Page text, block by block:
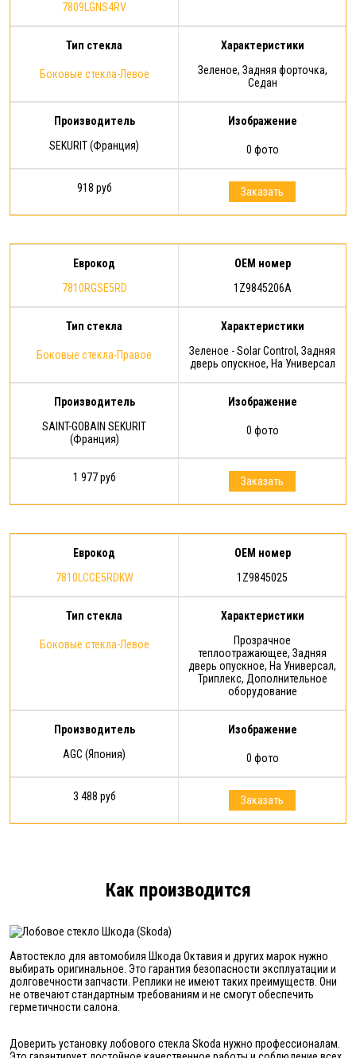
7809LGNS4RV
Тип стекла
Боковые стекла-Левое
Характеристики
Зеленое, Задняя форточка,
Седан
Производитель
SEKURIT (Франция)
Изображение
0 фото
918 руб Заказать
Еврокод
7810RGSE5RD
OEM номер
1Z9845206A
Тип стекла
Боковые стекла-Правое
Характеристики
Зеленое - Solar Control, Задняя
дверь опускное, На Универсал
Производитель
SAINT-GOBAIN SEKURIT
(Франция)
Изображение
0 фото
1 977 руб Заказать
Еврокод
7810LCCE5RDKW
OEM номер
1Z9845025
Тип стекла
Боковые стекла-Левое
Характеристики
Прозрачное
теплоотражающее, Задняя
дверь опускное, На Универсал,
Триплекс, Дополнительное
оборудование
Производитель
AGC (Япония)
Изображение
0 фото
3 488 руб Заказать
Как производится
Автостекло для автомобиля Шкода Октавия и других марок нужно
выбирать оригинальное. Это гарантия безопасности эксплуатации и
долговечности запчасти. Реплики не имеют таких преимуществ. Они
не отвечают стандартным требованиям и не смогут обеспечить
герметичности салона.
Доверить установку лобового стекла Skoda нужно профессионалам.